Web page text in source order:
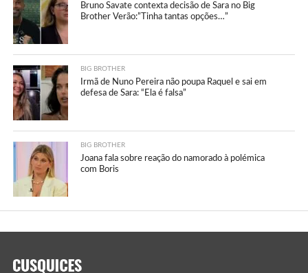
Bruno Savate contexta decisão de Sara no Big
Brother Verão:”Tinha tantas opções…”
BIG BROTHER
Irmã de Nuno Pereira não poupa Raquel e sai em
defesa de Sara: “Ela é falsa”
BIG BROTHER
Joana fala sobre reação do namorado à polémica
com Boris